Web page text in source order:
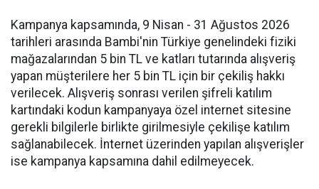
Kampanya kapsamında, 9 Nisan - 31 Ağustos 2026
tarihleri arasında Bambi'nin Türkiye genelindeki fiziki
mağazalarından 5 bin TL ve katları tutarında alışveriş
yapan müşterilere her 5 bin TL için bir çekiliş hakkı
verilecek. Alışveriş sonrası verilen şifreli katılım
kartındaki kodun kampanyaya özel internet sitesine
gerekli bilgilerle birlikte girilmesiyle çekilişe katılım
sağlanabilecek. İnternet üzerinden yapılan alışverişler
ise kampanya kapsamına dahil edilmeyecek.